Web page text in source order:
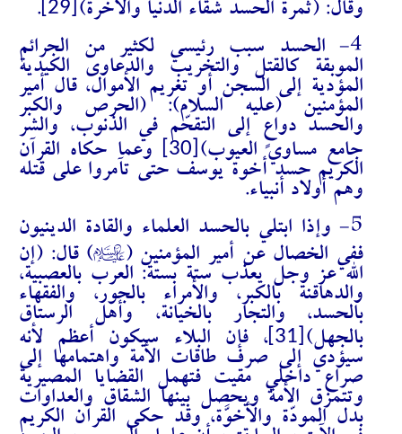
وقال: (ثمرة الحسد شقاء الدنيا والآخرة)
.
4- الحسد سبب رئيسي لكثير من الجرائم
الموبقة كالقتل والتخريب والدعاوى الكيدية
المؤدية إلى السجن أو تغريم الأموال، قال أمير
المؤمنين (عليه السلام): (الحرص والكبر
والحسد دواعٍ إلى التقحّم في الذنوب، والشر
جامع مساوي العيوب)
وعما حكاه القرآن
الكريم حسد أخوة يوسف حتى تآمروا على قتله
وهم أولاد أنبياء.
5- وإذا ابتلي بالحسد العلماء والقادة الدينيون
ففي الخصال عن أمير المؤمنين (A) قال: (إن
الله عز وجل يعذب ستة بستة: العرب بالعصبية،
والدهاقنة بالكبر، والأمراء بالجور، والفقهاء
بالحسد، والتجار بالخيانة، وأهل الرستاق
بالجهل)
، فإن البلاء سيكون أعظم لأنه
سيؤدي إلى صرف طاقات الأمة واهتمامها إلى
صراع داخلي مقيت فتهمل القضايا المصيرية
وتتمزق الأمة ويحصل بينها الشقاق والعداوات
بدل المودّة والأخوَّة، وقد حكى القرآن الكريم